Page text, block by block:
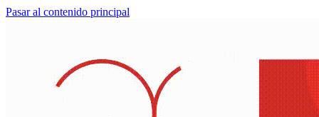
Pasar al contenido principal